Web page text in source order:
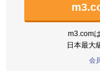
m3.com
日本最大
会